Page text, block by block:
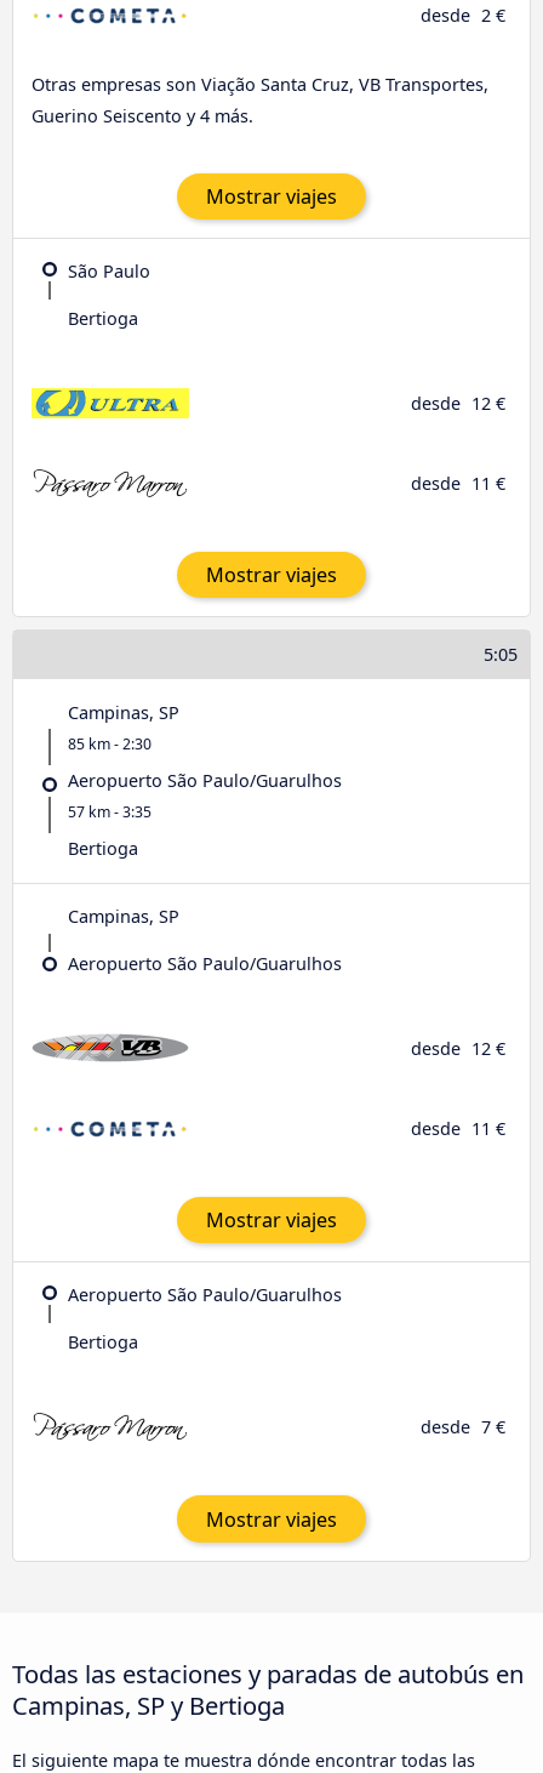
desde 2 €
Otras empresas son Viação Santa Cruz, VB Transportes,
Guerino Seiscento y 4 más.
Mostrar viajes
São Paulo
Bertioga
desde 12 €
desde 11 €
Mostrar viajes
5:05
Campinas, SP
85 km - 2:30
Aeropuerto São Paulo/Guarulhos
57 km - 3:35
Bertioga
Campinas, SP
Aeropuerto São Paulo/Guarulhos
desde 12 €
desde 11 €
Mostrar viajes
Aeropuerto São Paulo/Guarulhos
Bertioga
desde 7 €
Mostrar viajes
Todas las estaciones y paradas de autobús en
Campinas, SP y Bertioga
El siguiente mapa te muestra dónde encontrar todas las